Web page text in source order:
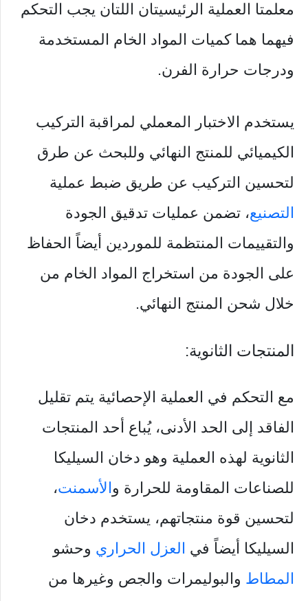
معلمتا العملية الرئيسيتان اللتان يجب التحكم
فيهما هما كميات المواد الخام المستخدمة
ودرجات حرارة الفرن.
يستخدم الاختبار المعملي لمراقبة التركيب
الكيميائي للمنتج النهائي وللبحث عن طرق
لتحسين التركيب عن طريق ضبط عملية
التصنيع، تضمن عمليات تدقيق الجودة
والتقييمات المنتظمة للموردين أيضاً الحفاظ
على الجودة من استخراج المواد الخام من
خلال شحن المنتج النهائي.
المنتجات الثانوية:
مع التحكم في العملية الإحصائية يتم تقليل
الفاقد إلى الحد الأدنى، يُباع أحد المنتجات
الثانوية لهذه العملية وهو دخان السيليكا
للصناعات المقاومة للحرارة والأسمنت،
لتحسين قوة منتجاتهم، يستخدم دخان
السيليكا أيضاً في العزل الحراري وحشو
المطاط والبوليمرات والجص وغيرها من